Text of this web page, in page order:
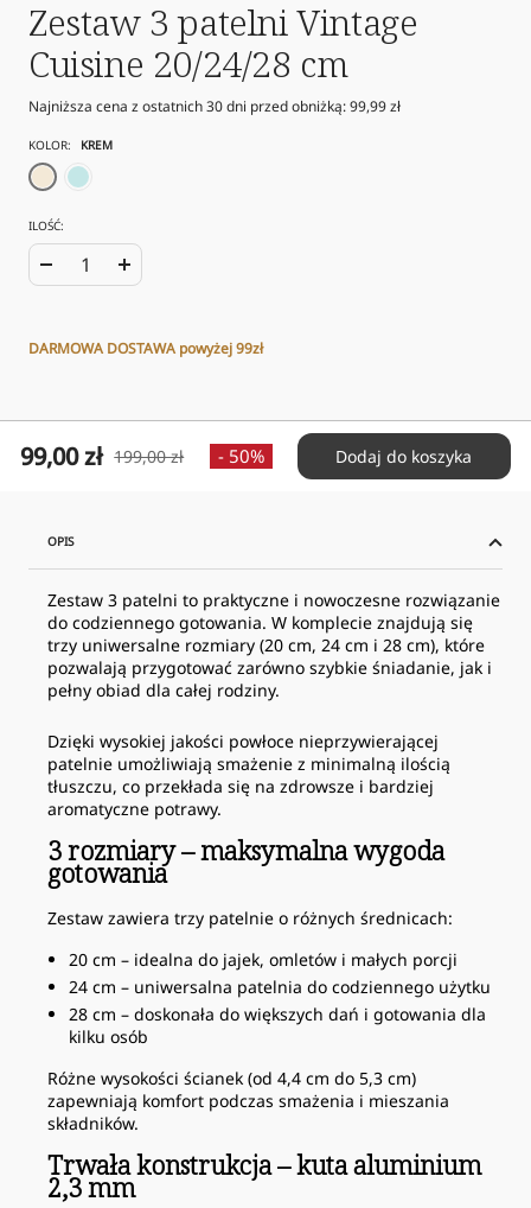
slajdu
1
slajdu
3
slajdu
4
slajdu
5
slajdu
6
slajdu
10
slajdu
11
Zestaw 3 patelni Vintage
Cuisine 20/24/28 cm
Najniższa cena z ostatnich 30 dni przed obniżką:99,99 zł
KOLOR: KREM
kremmięta
ILOŚĆ:
Zwiększ
Zmniejsz
DARMOWA DOSTAWA powyżej 99zł
Dodaj do koszyka
Cena
99,00 zł Cena
199,00 zł - 50%
OPIS
Zestaw 3 patelni to praktyczne i nowoczesne rozwiązanie
do codziennego gotowania. W komplecie znajdują się
trzy uniwersalne rozmiary (20 cm, 24 cm i 28 cm), które
pozwalają przygotować zarówno szybkie śniadanie, jak i
pełny obiad dla całej rodziny.
Dzięki wysokiej jakości powłoce nieprzywierającej
patelnie umożliwiają smażenie z minimalną ilością
tłuszczu, co przekłada się na zdrowsze i bardziej
aromatyczne potrawy.
3 rozmiary – maksymalna wygoda
gotowania
Zestaw zawiera trzy patelnie o różnych średnicach:
20 cm – idealna do jajek, omletów i małych porcji
24 cm – uniwersalna patelnia do codziennego użytku
28 cm – doskonała do większych dań i gotowania dla
kilku osób
Różne wysokości ścianek (od 4,4 cm do 5,3 cm)
zapewniają komfort podczas smażenia i mieszania
składników.
Trwała konstrukcja – kuta aluminium
2,3 mm